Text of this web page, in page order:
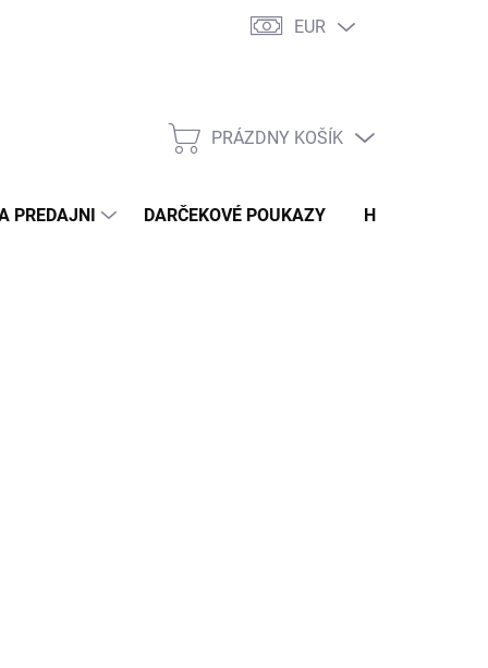
MOLETKY – TYPY POSTAVY DOPRAVA A PLATBA
EUR
NÁKUPNÝ
PRÁZDNY KOŠÍK
PREDAJNI DARČEKOVÉ POUKAZY HODNOTENIE